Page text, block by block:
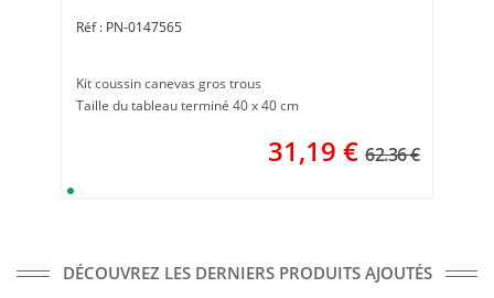
PN-0147565
Kit coussin canevas gros trous
Taille du tableau terminé 40 x 40 cm
31,19 € 62.36 €
DÉCOUVREZ LES DERNIERS PRODUITS AJOUTÉS